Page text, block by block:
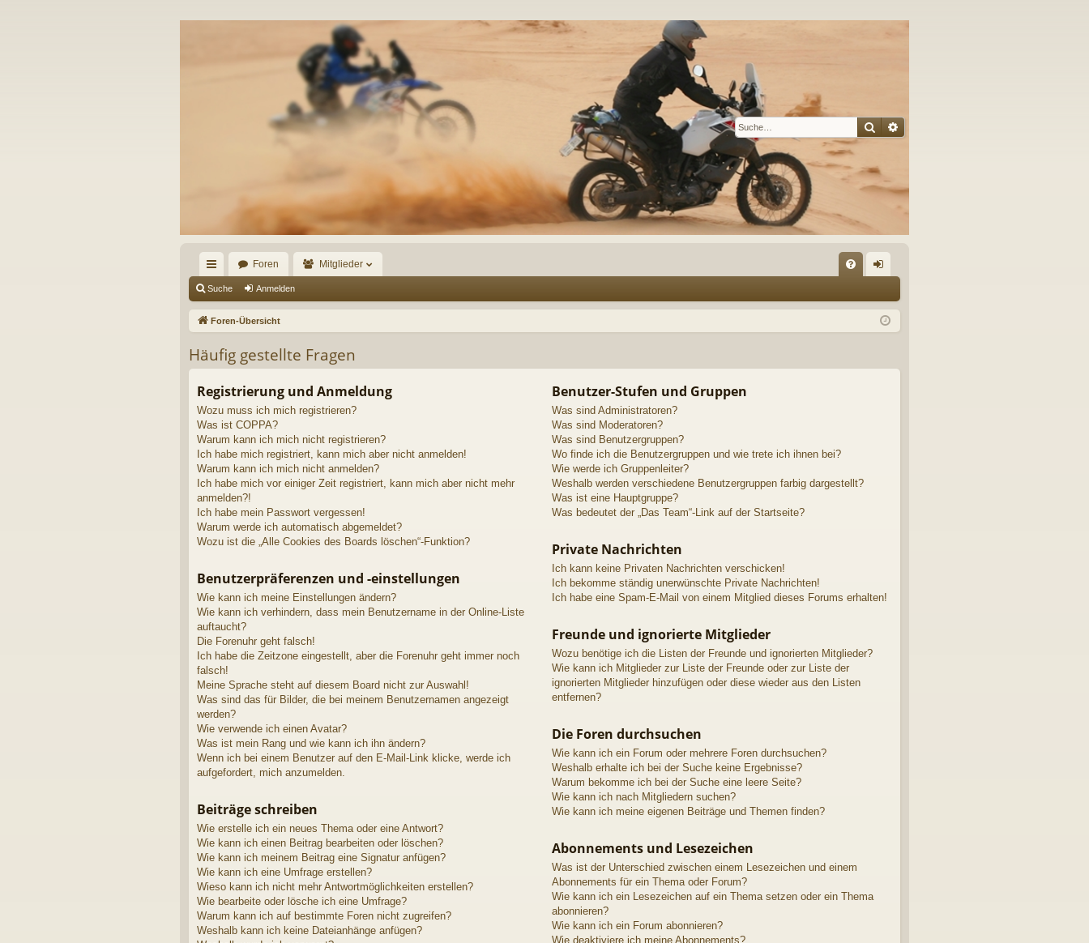
Suche
ch
ne
ug
Foren Mitglieder
Q m
Suche Anmelden
Foren-Übersicht
Häufig gestellte Fragen
Registrierung und Anmeldung
Wozu muss ich mich registrieren?
Was ist COPPA?
Warum kann ich mich nicht registrieren?
Ich habe mich registriert, kann mich aber nicht anmelden!
Warum kann ich mich nicht anmelden?
Ich habe mich vor einiger Zeit registriert, kann mich aber nicht mehr
anmelden?!
Ich habe mein Passwort vergessen!
Warum werde ich automatisch abgemeldet?
Wozu ist die „Alle Cookies des Boards löschen“-Funktion?
Benutzerpräferenzen und -einstellungen
Wie kann ich meine Einstellungen ändern?
Wie kann ich verhindern, dass mein Benutzername in der Online-Liste
auftaucht?
Die Forenuhr geht falsch!
Ich habe die Zeitzone eingestellt, aber die Forenuhr geht immer noch
falsch!
Meine Sprache steht auf diesem Board nicht zur Auswahl!
Was sind das für Bilder, die bei meinem Benutzernamen angezeigt
werden?
Wie verwende ich einen Avatar?
Was ist mein Rang und wie kann ich ihn ändern?
Wenn ich bei einem Benutzer auf den E-Mail-Link klicke, werde ich
aufgefordert, mich anzumelden.
Beiträge schreiben
Wie erstelle ich ein neues Thema oder eine Antwort?
Wie kann ich einen Beitrag bearbeiten oder löschen?
Wie kann ich meinem Beitrag eine Signatur anfügen?
Wie kann ich eine Umfrage erstellen?
Wieso kann ich nicht mehr Antwortmöglichkeiten erstellen?
Wie bearbeite oder lösche ich eine Umfrage?
Warum kann ich auf bestimmte Foren nicht zugreifen?
Weshalb kann ich keine Dateianhänge anfügen?
Benutzer-Stufen und Gruppen
Was sind Administratoren?
Was sind Moderatoren?
Was sind Benutzergruppen?
Wo finde ich die Benutzergruppen und wie trete ich ihnen bei?
Wie werde ich Gruppenleiter?
Weshalb werden verschiedene Benutzergruppen farbig dargestellt?
Was ist eine Hauptgruppe?
Was bedeutet der „Das Team“-Link auf der Startseite?
Private Nachrichten
Ich kann keine Privaten Nachrichten verschicken!
Ich bekomme ständig unerwünschte Private Nachrichten!
Ich habe eine Spam-E-Mail von einem Mitglied dieses Forums erhalten!
Freunde und ignorierte Mitglieder
Wozu benötige ich die Listen der Freunde und ignorierten Mitglieder?
Wie kann ich Mitglieder zur Liste der Freunde oder zur Liste der
ignorierten Mitglieder hinzufügen oder diese wieder aus den Listen
entfernen?
Die Foren durchsuchen
Wie kann ich ein Forum oder mehrere Foren durchsuchen?
Weshalb erhalte ich bei der Suche keine Ergebnisse?
Warum bekomme ich bei der Suche eine leere Seite?
Wie kann ich nach Mitgliedern suchen?
Wie kann ich meine eigenen Beiträge und Themen finden?
Abonnements und Lesezeichen
Was ist der Unterschied zwischen einem Lesezeichen und einem
Abonnements für ein Thema oder Forum?
Wie kann ich ein Lesezeichen auf ein Thema setzen oder ein Thema
abonnieren?
Wie kann ich ein Forum abonnieren?
Wie deaktiviere ich meine Abonnements?